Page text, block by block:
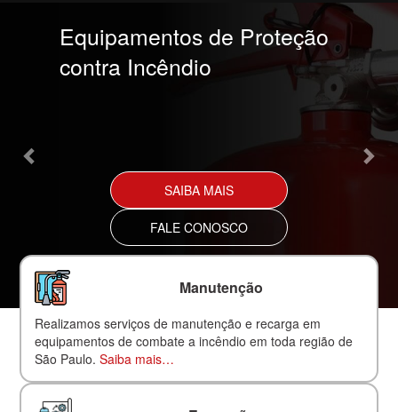
Equipamentos de Proteção
contra Incêndio
SAIBA MAIS
FALE CONOSCO
Manutenção
Realizamos serviços de manutenção e recarga em
equipamentos de combate a incêndio em toda região de
São Paulo.Saiba mais…